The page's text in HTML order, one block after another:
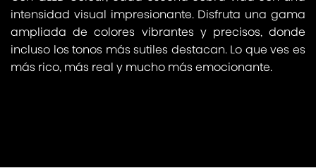
intensidad visual impresionante. Disfruta una gama
ampliada de colores vibrantes y precisos, donde
incluso los tonos más sutiles destacan. Lo que ves es
más rico, más real y mucho más emocionante.